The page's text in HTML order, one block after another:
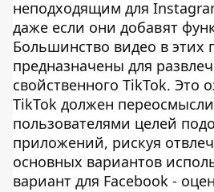
неподходящим для
даже если они добавят
Большинство видео в этих
предназначены для
свойственного TikTok. Это
TikTok должен
пользователями целей
приложений, рискуя
основных вариантов
вариант для Facebook -